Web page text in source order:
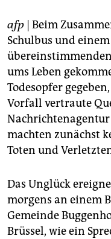
epaper login
afp | Beim
Schulbus und
ums Leben
Todesopfer
Vorfall vertraute
Nachrichtenagentur
machten zunächst
Toten und
Das Unglück
morgens an einem
Gemeinde
Brüssel, wie ein